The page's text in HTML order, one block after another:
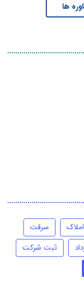
ها
املاک
سرقت
ثبت شرکت